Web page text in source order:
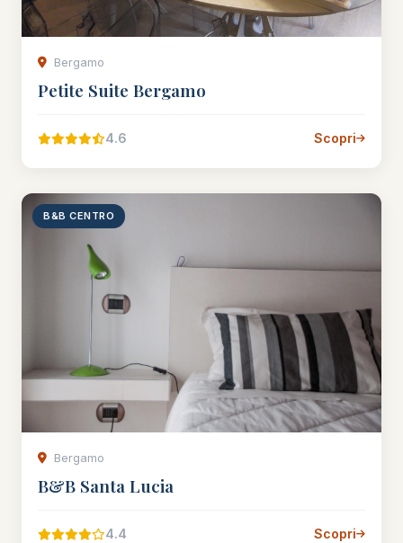
Bergamo
Petite Suite Bergamo
4.6 Scopri
B&B CENTRO
Bergamo
B&B Santa Lucia
4.4 Scopri